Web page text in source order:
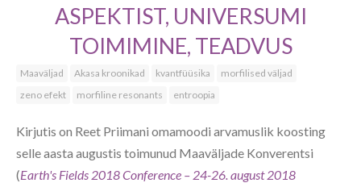
ASPEKTIST, UNIVERSUMI
TOIMIMINE, TEADVUS
Maaväljad Akasa kroonikad kvantfüüsika
morfilised väljad
zeno efekt
morfiline resonants entroopia
Kirjutis on Reet Priimani omamoodi arvamuslik koosting
selle aasta augustis toimunud Maaväljade Konverentsi
(Earth's Fields 2018 Conference – 24-26. august 2018